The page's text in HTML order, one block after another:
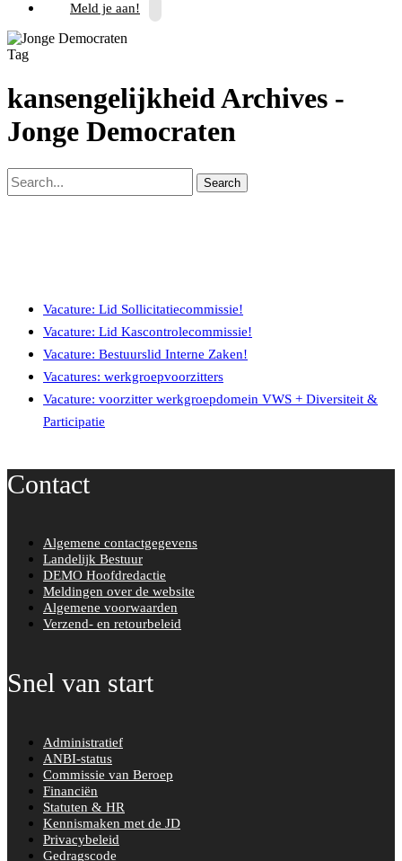
Meld je aan!
Tag
kansengelijkheid Archives -
Jonge Democraten
Search
Vacature: Lid Sollicitatiecommissie!
Vacature: Lid Kascontrolecommissie!
Vacature: Bestuurslid Interne Zaken!
Vacatures: werkgroepvoorzitters
Vacature: voorzitter werkgroepdomein VWS + Diversiteit &
Participatie
Contact
Algemene contactgegevens
Landelijk Bestuur
DEMO Hoofdredactie
Meldingen over de website
Algemene voorwaarden
Verzend- en retourbeleid
Snel van start
Administratief
ANBI-status
Commissie van Beroep
Financiën
Statuten & HR
Kennismaken met de JD
Privacybeleid
Gedragscode